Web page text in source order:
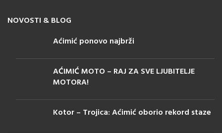
NOVOSTI & BLOG
Aćimić ponovo najbrži
AĆIMIĆ MOTO – RAJ ZA SVE LJUBITELJE
MOTORA!
Kotor – Trojica: Aćimić oborio rekord staze